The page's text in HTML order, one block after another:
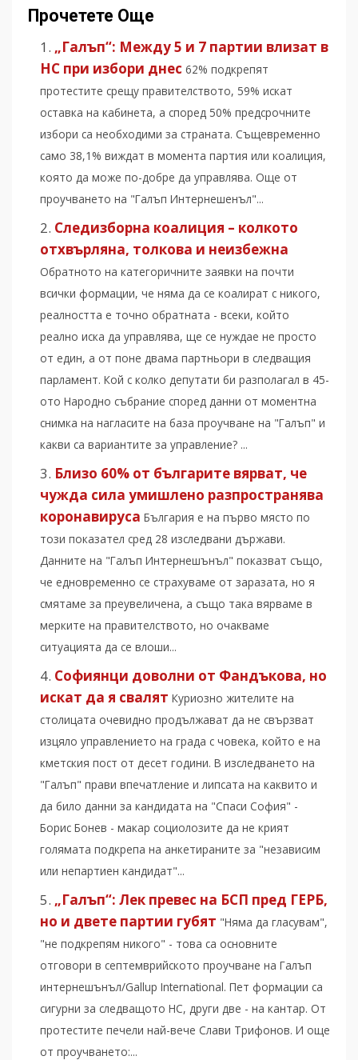
Прочетете Още
„Галъп“: Между 5 и 7 партии влизат в
НС при избори днес 62% подкрепят
протестите срещу правителството, 59% искат
оставка на кабинета, а според 50% предсрочните
избори са необходими за страната. Същевременно
само 38,1% виждат в момента партия или коалиция,
която да може по-добре да управлява. Още от
проучването на "Галъп Интернешенъл"...
Следизборна коалиция – колкото
отхвърляна, толкова и неизбежна
Обратното на категоричните заявки на почти
всички формации, че няма да се коалират с никого,
реалността е точно обратната - всеки, който
реално иска да управлява, ще се нуждае не просто
от един, а от поне двама партньори в следващия
парламент. Кой с колко депутати би разполагал в 45-
ото Народно събрание според данни от моментна
снимка на нагласите на база проучване на "Галъп" и
какви са вариантите за управление? ...
Близо 60% от българите вярват, че
чужда сила умишлено разпространява
коронавируса България е на първо място по
този показател сред 28 изследвани държави.
Данните на "Галъп Интернешънъл" показват също,
че едновременно се страхуваме от заразата, но я
смятаме за преувеличена, а също така вярваме в
мерките на правителството, но очакваме
ситуацията да се влоши...
Софиянци доволни от Фандъкова, но
искат да я свалят Куриозно жителите на
столицата очевидно продължават да не свързват
изцяло управлението на града с човека, който е на
кметския пост от десет години. В изследването на
"Галъп" прави впечатление и липсата на каквито и
да било данни за кандидата на "Спаси София" -
Борис Бонев - макар социолозите да не крият
голямата подкрепа на анкетираните за "независим
или непартиен кандидат"...
„Галъп“: Лек превес на БСП пред ГЕРБ,
но и двете партии губят "Няма да гласувам",
"не подкрепям никого" - това са основните
отговори в септемврийското проучване на Галъп
интернешънъл/Gallup International​. Пет формации са
сигурни за следващото НС, други две - на кантар. От
протестите печели най-вече Слави Трифонов. И още
от проучването:...